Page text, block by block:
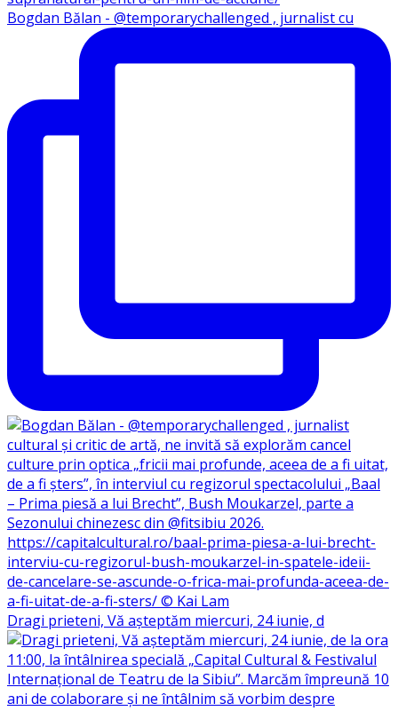
Bogdan Bălan - @temporarychallenged , jurnalist cu
Dragi prieteni, Vă așteptăm miercuri, 24 iunie, d